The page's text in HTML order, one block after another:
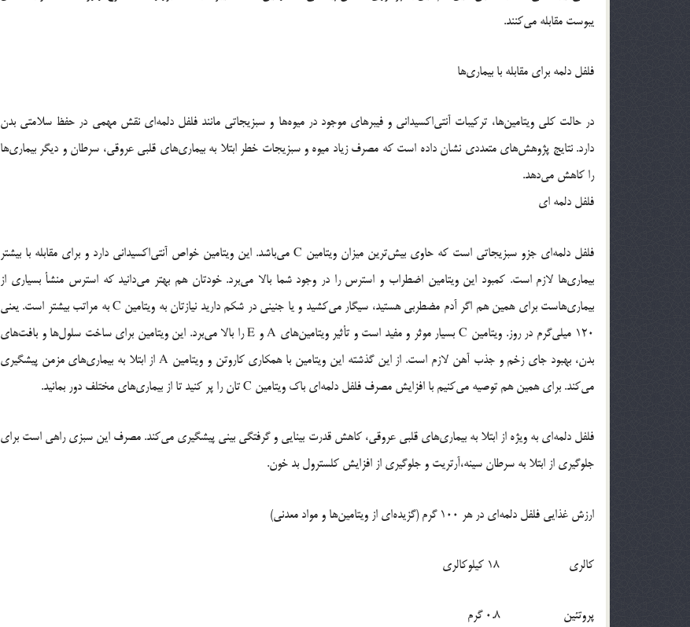
یبوست مقابله می‌کنند.
فلفل دلمه برای مقابله با بیماری‌ها
در حالت کلی ویتامین‌ها، ترکیبات آنتی‌اکسیدانی و فیبرهای موجود در میوه‌ها و سبزیجاتی مانند فلفل دلمه‌ای نقش مهمی در حفظ سلامتی بدن
دارد. نتایج پژوهش‌های متعددی نشان داده است که مصرف زیاد میوه و سبزیجات خطر ابتلا به بیماری‌های قلبی عروقی، سرطان و دیگر بیماری‌ها
را کاهش می‌دهد.
فلفل دلمه ای
فلفل دلمه‌ای جزو سبزیجاتی است که حاوی بیش‌ترین میزان ویتامین C می‌باشد. این ویتامین خواص آنتی‌اکسیدانی دارد و برای مقابله با بیشتر
بیماری‌ها لازم است. کمبود این ویتامین اضطراب و استرس را در وجود شما بالا می‌برد. خودتان هم بهتر می‌دانید که استرس منشأ بسیاری از
بیماری‌هاست برای همین هم اگر آدم مضطربی هستید، سیگار می‌کشید و یا جنینی در شکم دارید نیازتان به ویتامین C به مراتب بیشتر است. یعنی
120 میلی‌گرم در روز. ویتامین C بسیار موثر و مفید است و تأثیر ویتامین‌های A و E را بالا می‌برد. این ویتامین برای ساخت سلول‌ها و بافت‌های
بدن، بهبود جای زخم و جذب آهن لازم است. از این گذشته این ویتامین با همکاری کاروتن و ویتامین A از ابتلا به بیماری‌های مزمن پیشگیری
می‌کند. برای همین هم توصیه می‌کنیم با افزایش مصرف فلفل دلمه‌ای باک ویتامین C تان را پر کنید تا از بیماری‌های مختلف دور بمانید.
فلفل دلمه‌ای به ویژه از ابتلا به بیماری‌های قلبی عروقی، کاهش قدرت بینایی و گرفتگی بینی پیشگیری می‌کند. مصرف این سبزی راهی است برای
جلوگیری از ابتلا به سرطان سینه،آرتریت و جلوگیری از افزایش کلسترول بد خون.
ارزش غذایی فلفل دلمه‌ای در هر 100 گرم (گزیده‌ای از ویتامین‌ها و مواد معدنی)
کالری 18 کیلوکالری
پروتئین 0.8 گرم